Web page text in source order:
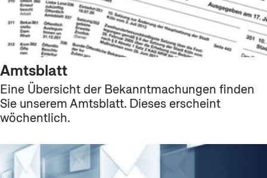
Amtsblatt
Eine Übersicht der Bekanntmachungen finden
Sie unserem Amtsblatt. Dieses erscheint
wöchentlich.